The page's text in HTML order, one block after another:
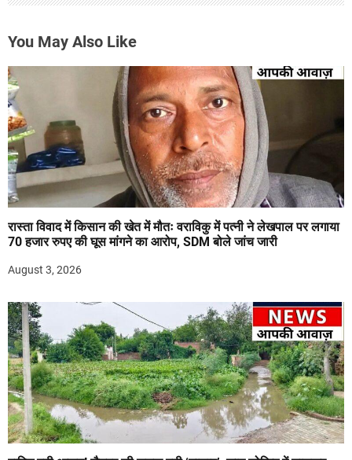
You May Also Like
रास्ता विवाद में किसान की खेत में मौतः वराविकु में पत्नी ने लेखपाल पर लगाया
70 हजार रुपए की घूस मांगने का आरोप, SDM बोले जांच जारी
August 3, 2026